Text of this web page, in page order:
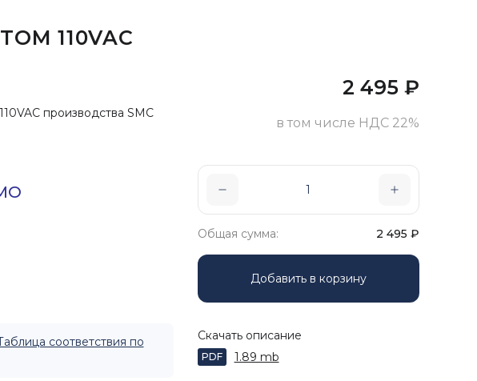
110VAC
производства SMC
соответствия по
2 495 ₽
в том числе НДС 22%
Общая сумма: 2 495 ₽
Добавить в корзину
Скачать описание
PDF 1.89 mb